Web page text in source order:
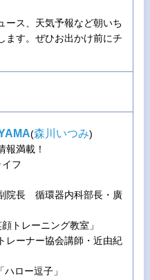
ース、天気予報など朝いち
ます。ぜひお出かけ前にチ
(森川いつみ)
報満載！
フ
院長 循環器内科部長・廣
トレーニング教室」
ーナー協会講師・近由紀
ロー逗子」